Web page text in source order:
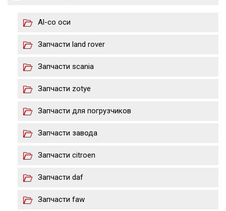
Al-co оси
Запчасти land rover
Запчасти scania
Запчасти zotye
Запчасти для погрузчиков
Запчасти завода
Запчасти citroen
Запчасти daf
Запчасти faw